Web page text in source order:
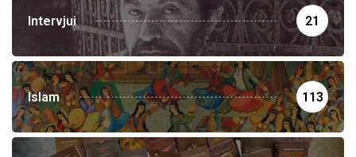
Intervjui 21
Islam 113